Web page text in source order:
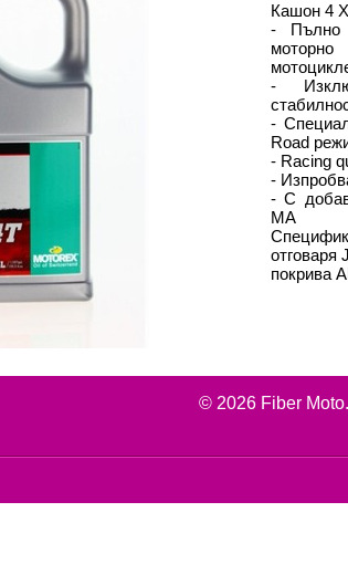
Кашон 4
- Пълно
-
-
Road
- Racing
-
- С
MA
отговаря
покрива
© 2026 Fiber